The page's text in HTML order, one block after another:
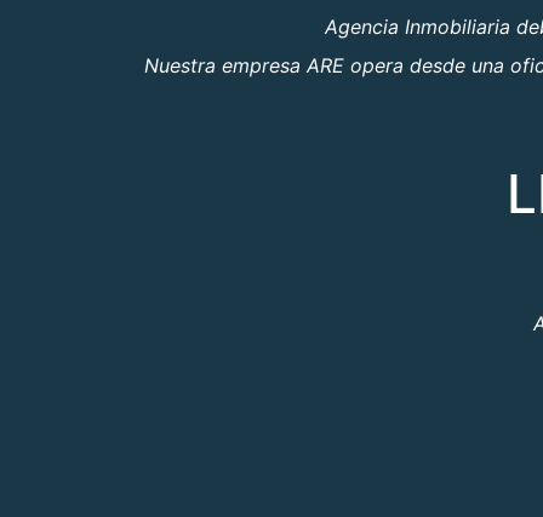
Agencia Inmobiliaria
Nuestra empresa ARE opera desde una